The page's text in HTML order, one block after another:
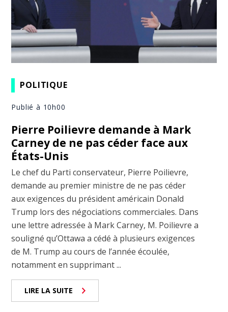
POLITIQUE
Publié à 10h00
Pierre Poilievre demande à Mark
Carney de ne pas céder face aux
États-Unis
Le chef du Parti conservateur, Pierre Poilievre,
demande au premier ministre de ne pas céder
aux exigences du président américain Donald
Trump lors des négociations commerciales. Dans
une lettre adressée à Mark Carney, M. Poilievre a
souligné qu’Ottawa a cédé à plusieurs exigences
de M. Trump au cours de l’année écoulée,
notamment en supprimant ...
LIRE LA SUITE